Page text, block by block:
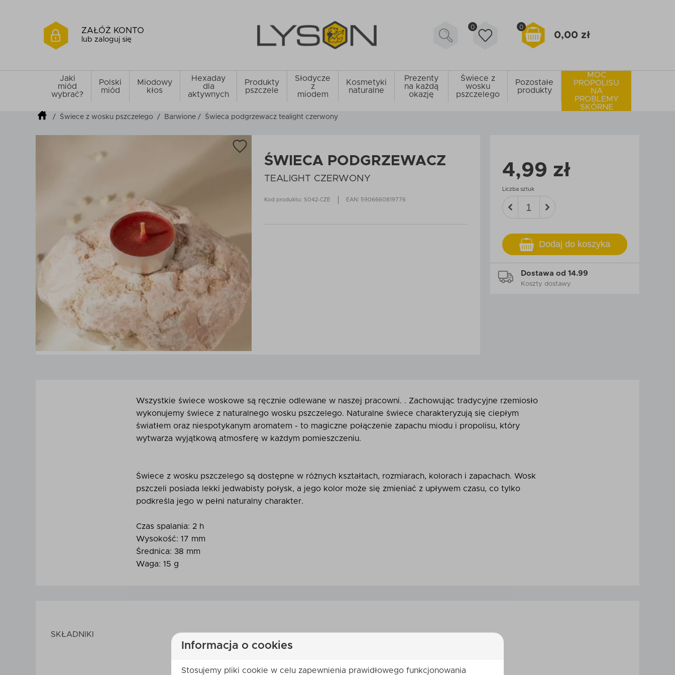
ZAŁÓŻ KONTO
lub zaloguj się
0 0
0,00 zł
Jaki
miód
wybrać?
Polski
miód
Miodowy
kłos
Hexaday
dla
aktywnych
Produkty
pszczele
Słodycze
z
miodem
Kosmetyki
naturalne
Prezenty
na każdą
okazję
Świece z
wosku
pszczelego
Pozostałe
produkty
MOC
PROPOLISU
NA
PROBLEMY
SKÓRNE
/ Świece z wosku pszczelego / Barwione / Świeca podgrzewacz tealight czerwony
ŚWIECA PODGRZEWACZ
TEALIGHT CZERWONY
Kod produktu: S042-CZE EAN: 5906660819776
4,99 zł
Liczba sztuk
Dodaj do koszyka
Dostawa od 14.99
Koszty dostawy
Wszystkie świece woskowe są ręcznie odlewane w naszej pracowni. . Zachowując tradycyjne rzemiosło
wykonujemy świece z naturalnego wosku pszczelego. Naturalne świece charakteryzują się ciepłym
światłem oraz niespotykanym aromatem - to magiczne połączenie zapachu miodu i propolisu, który
wytwarza wyjątkową atmosferę w każdym pomieszczeniu.
Świece z wosku pszczelego są dostępne w różnych kształtach, rozmiarach, kolorach i zapachach. Wosk
pszczeli posiada lekki jedwabisty połysk, a jego kolor może się zmieniać z upływem czasu, co tylko
podkreśla jego w pełni naturalny charakter.
Czas spalania: 2 h
Wysokość: 17 mm
Średnica: 38 mm
Waga: 15 g
SKŁADNIKI
Informacja o cookies
Stosujemy pliki cookie w celu zapewnienia prawidłowego funkcjonowania